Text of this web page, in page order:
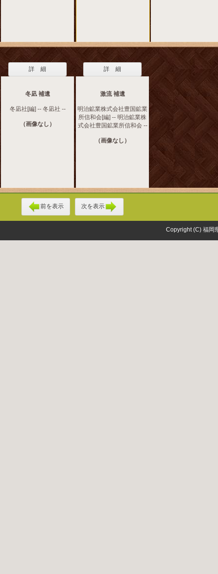
詳 細
冬凪 補遺
冬凪社[編] -- 冬凪社 --
（画像なし）
詳 細
激流 補遺
明治鉱業株式会社豊国鉱業
所信和会[編] -- 明治鉱業株
式会社豊国鉱業所信和会 --
（画像なし）
前を表示 次を表示
Copyright (C) 福岡